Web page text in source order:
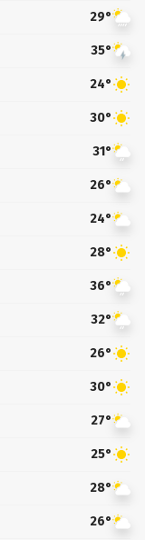
29°
35°
24°
30°
31°
26°
24°
28°
36°
32°
26°
30°
27°
25°
28°
26°